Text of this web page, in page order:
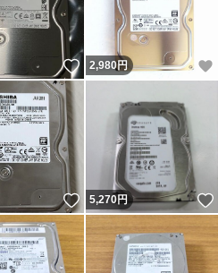
いいね！
2,980円
いいね！
5,270円